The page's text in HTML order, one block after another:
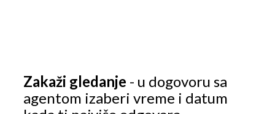
Zakaži gledanje - u dogovoru sa
agentom izaberi vreme i datum